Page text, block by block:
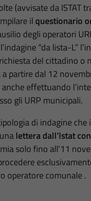
(avvisate da ISTAT
il questionario
degli operatori
“da lista-L”
del cittadino o
partire dal 12
effettuando
gli URP municipali.
di indagine che
lettera dall’Istat
solo fino all’11
operatore comunale .